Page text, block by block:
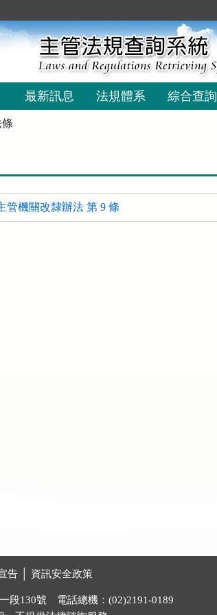
最新訊息 法規體系 綜合查詢
管機關改隸辦法 第 9 條
告 資訊安全政策
段130號 電話總機：(02)2191-0189